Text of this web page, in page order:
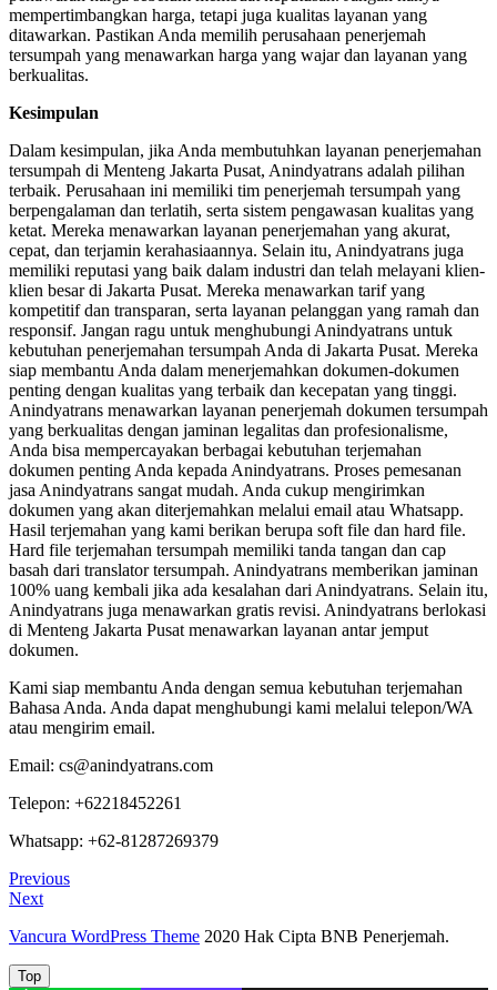
mempertimbangkan harga, tetapi juga kualitas layanan yang
ditawarkan. Pastikan Anda memilih perusahaan penerjemah
tersumpah yang menawarkan harga yang wajar dan layanan yang
berkualitas.
Kesimpulan
Dalam kesimpulan, jika Anda membutuhkan layanan penerjemahan
tersumpah di Menteng Jakarta Pusat, Anindyatrans adalah pilihan
terbaik. Perusahaan ini memiliki tim penerjemah tersumpah yang
berpengalaman dan terlatih, serta sistem pengawasan kualitas yang
ketat. Mereka menawarkan layanan penerjemahan yang akurat,
cepat, dan terjamin kerahasiaannya. Selain itu, Anindyatrans juga
memiliki reputasi yang baik dalam industri dan telah melayani klien-
klien besar di Jakarta Pusat. Mereka menawarkan tarif yang
kompetitif dan transparan, serta layanan pelanggan yang ramah dan
responsif. Jangan ragu untuk menghubungi Anindyatrans untuk
kebutuhan penerjemahan tersumpah Anda di Jakarta Pusat. Mereka
siap membantu Anda dalam menerjemahkan dokumen-dokumen
penting dengan kualitas yang terbaik dan kecepatan yang tinggi.
Anindyatrans menawarkan layanan penerjemah dokumen tersumpah
yang berkualitas dengan jaminan legalitas dan profesionalisme,
Anda bisa mempercayakan berbagai kebutuhan terjemahan
dokumen penting Anda kepada Anindyatrans. Proses pemesanan
jasa Anindyatrans sangat mudah. Anda cukup mengirimkan
dokumen yang akan diterjemahkan melalui email atau Whatsapp.
Hasil terjemahan yang kami berikan berupa soft file dan hard file.
Hard file terjemahan tersumpah memiliki tanda tangan dan cap
basah dari translator tersumpah. Anindyatrans memberikan jaminan
100% uang kembali jika ada kesalahan dari Anindyatrans. Selain itu,
Anindyatrans juga menawarkan gratis revisi. Anindyatrans berlokasi
di Menteng Jakarta Pusat menawarkan layanan antar jemput
dokumen.
Kami siap membantu Anda dengan semua kebutuhan terjemahan
Bahasa Anda. Anda dapat menghubungi kami melalui telepon/WA
atau mengirim email.
Email: cs@anindyatrans.com
Telepon: +62218452261
Whatsapp: +62-81287269379
Post
navigation
Previous
Post
Previous
Next
Next
Vancura WordPress Theme 2020 Hak Cipta BNB Penerjemah.
Top